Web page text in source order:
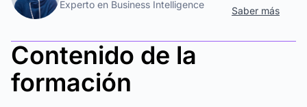
Experto en Business Intelligence
Saber más
Contenido de la
formación